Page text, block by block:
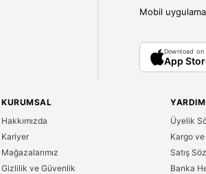
Mobil
Download on
App
KURUMSAL
Hakkımızda
Kariyer
Mağazalarımız
Gizlilik ve Güvenlik
Üyelik
Kargo
Satış
Banka